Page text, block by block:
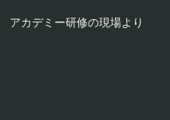
アカデミー研修の現場より